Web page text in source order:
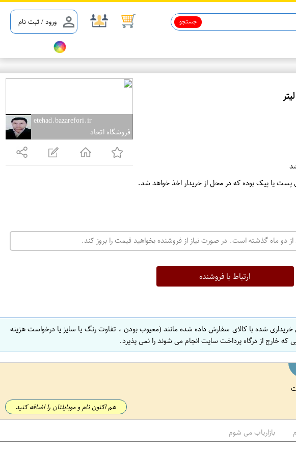
ورود / ثبت نام جستجو
etehad.bazarefori.ir
فروشگاه اتحاد
ت
ه
ن
ص
ف
ه
ا
ف
پست یا پیک بوده که در محل از خریدار اخذ خواهد شد.
از دو ماه گذشته است. در صورت نیاز از فروشنده بخواهید قیمت را بروز کند.
ارتباط با فروشنده
شده با کالای سفارش داده شده مانند (معیوب بودن ، تفاوت رنگ یا سایز یا درخواست هزینه
خارج از درگاه پرداخت سایت انجام می شوند را نمی پذیرد.
هم اکنون نام و موبایلتان را اضافه کنید
بازاریاب می شوم